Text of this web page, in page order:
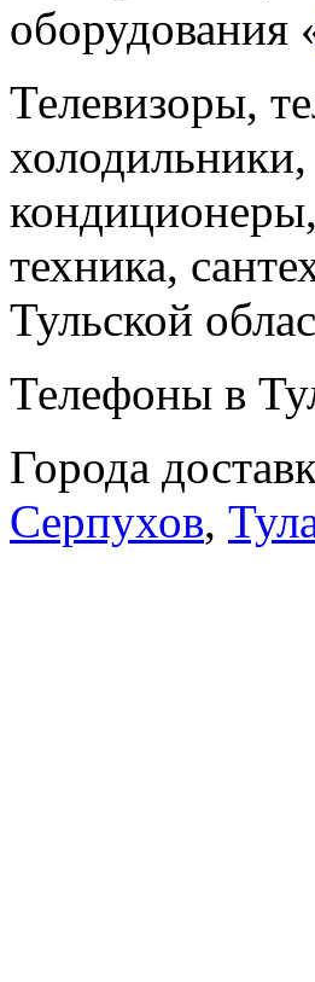
оборудования
Телевизоры,
техника,
Тульской
Телефоны в
Города
Серпухов,